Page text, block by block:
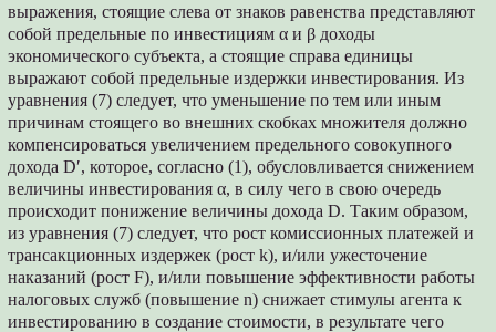
выражения, стоящие слева от знаков равенства представляют
собой предельные по инвестициям α и β доходы
экономического субъекта, а стоящие справа единицы
выражают собой предельные издержки инвестирования. Из
уравнения (7) следует, что уменьшение по тем или иным
причинам стоящего во внешних скобках множителя должно
компенсироваться увеличением предельного совокупного
дохода D′, которое, согласно (1), обусловливается снижением
величины инвестирования α, в силу чего в свою очередь
происходит понижение величины дохода D. Таким образом,
из уравнения (7) следует, что рост комиссионных платежей и
трансакционных издержек (рост k), и/или ужесточение
наказаний (рост F), и/или повышение эффективности работы
налоговых служб (повышение n) снижает стимулы агента к
инвестированию в создание стоимости, в результате чего